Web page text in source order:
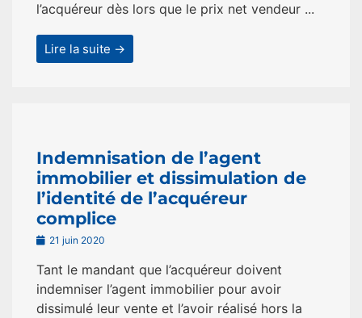
l’acquéreur dès lors que le prix net vendeur ...
Lire la suite →
Indemnisation de l’agent
immobilier et dissimulation de
l’identité de l’acquéreur
complice
21 juin 2020
Tant le mandant que l’acquéreur doivent
indemniser l’agent immobilier pour avoir
dissimulé leur vente et l’avoir réalisé hors la